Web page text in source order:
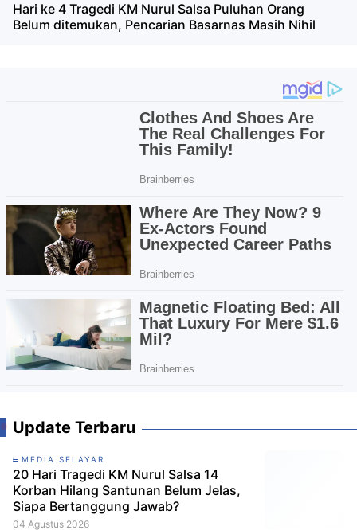
Hari ke 4 Tragedi KM Nurul Salsa Puluhan Orang
Belum ditemukan, Pencarian Basarnas Masih Nihil
Update Terbaru
MEDIA SELAYAR
20 Hari Tragedi KM Nurul Salsa 14
Korban Hilang Santunan Belum Jelas,
Siapa Bertanggung Jawab?
04 Agustus 2026